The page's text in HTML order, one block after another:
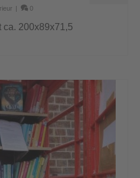
| 0
ca. 200x89x71,5